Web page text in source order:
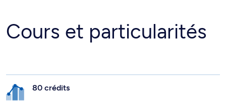
Cours et particularités
80 crédits